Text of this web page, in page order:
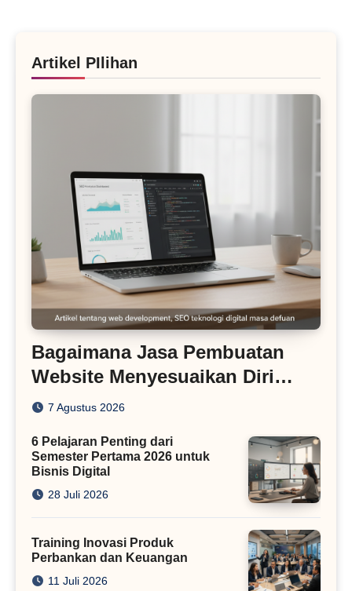
Artikel PIlihan
Bagaimana Jasa Pembuatan
Website Menyesuaikan Diri
dengan Algoritma SEO Masa
7 Agustus 2026
6 Pelajaran Penting dari
Semester Pertama 2026 untuk
Bisnis Digital
28 Juli 2026
Training Inovasi Produk
Perbankan dan Keuangan
11 Juli 2026